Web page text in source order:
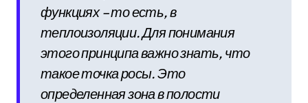
функциях – то есть, в
теплоизоляции. Для понимания
этого принципа важно знать, что
такое точка росы. Это
определенная зона в полости